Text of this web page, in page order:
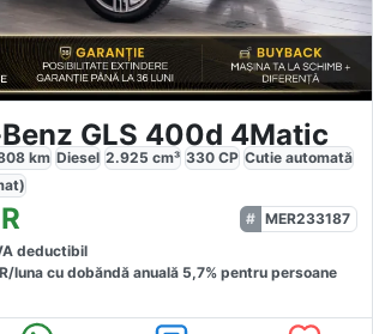
GLS 400d 4Matic
km Diesel 2.925 cm³ 330 CP Cutie automată
MER233187
deductibil
lunacu dobăndă anuală 5,7% pentru persoane